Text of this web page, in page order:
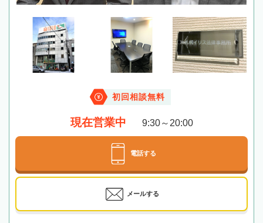
初回相談無料
現在営業中 9:30～20:00
電話する
メールする